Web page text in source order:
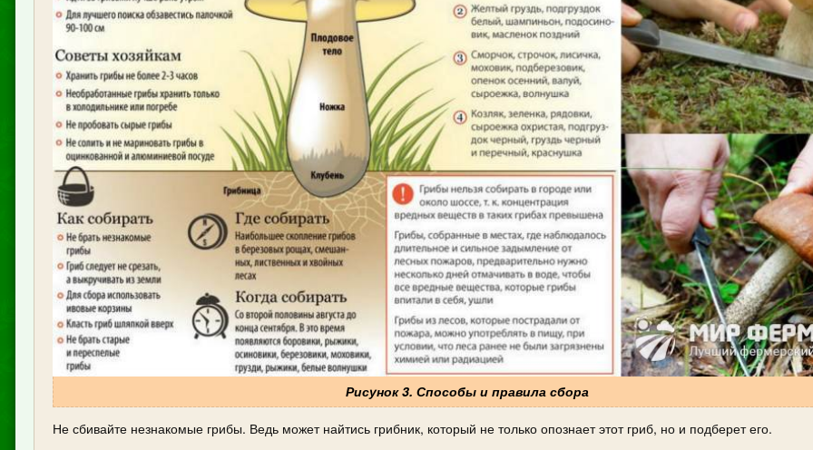
Рисунок 3. Способы и правила сбора
Не сбивайте незнакомые грибы. Ведь может найтись грибник, который не только опознает этот гриб, но и подберет его.